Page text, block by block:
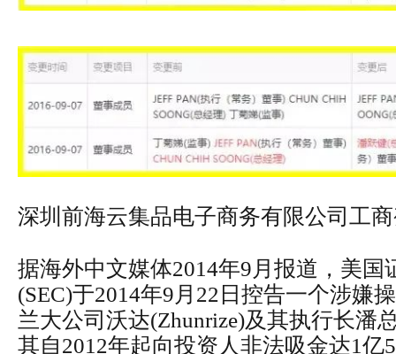
深圳前海云集品电子商务有限公司工
据海外中文媒体2014年9月报道，美国
(SEC)于2014年9月22日控告一个涉嫌
兰大公司沃达(Zhunrize)及其执行长潘
其自2012年起向投资人非法吸金达1亿